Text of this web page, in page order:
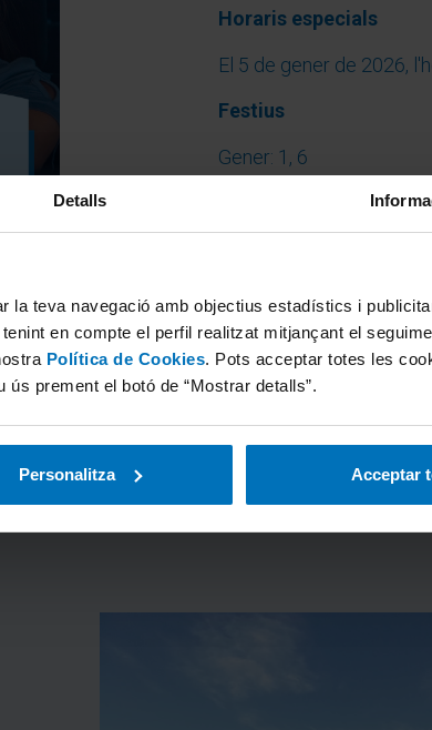
Detalls
la teva navegació amb objectius estadístics i
en compte el perfil realitzat mitjançant el
Política de Cookies. Pots acceptar totes les
prement el botó de “Mostrar detalls”.
Personalitza Acceptar
Horaris especials
El 5 de gener de 2026,
Festius
Gener: 1, 6
Octubre: 12
Novembre: 2
Desembre: 7, 8, 24, 25,